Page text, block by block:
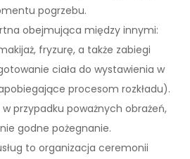
pogrzebu.
obejmująca między innymi:
fryzurę, a także zabiegi
ciała do wystawienia w
procesom rozkładu).
w przypadku poważnych obrażeń,
godne pożegnanie.
to organizacja ceremonii